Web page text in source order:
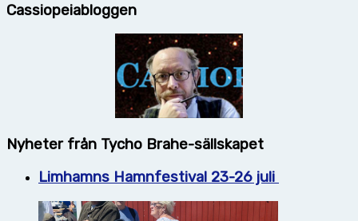
Cassiopeiabloggen
Nyheter från Tycho Brahe-sällskapet
Limhamns Hamnfestival 23-26 juli